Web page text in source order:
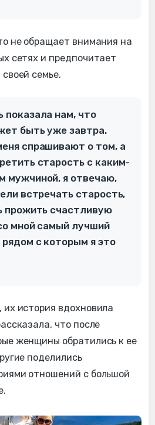
не обращает внимания на
сетях и предпочитает
семье.
показала нам, что
быть уже завтра.
спрашивают о том, а
старость с каким-
мужчиной, я отвечаю,
встречать старость,
прожить счастливую
мной самый лучший
с которым я это
история вдохновила
что после
женщины обратились к ее
поделились
отношений с большой